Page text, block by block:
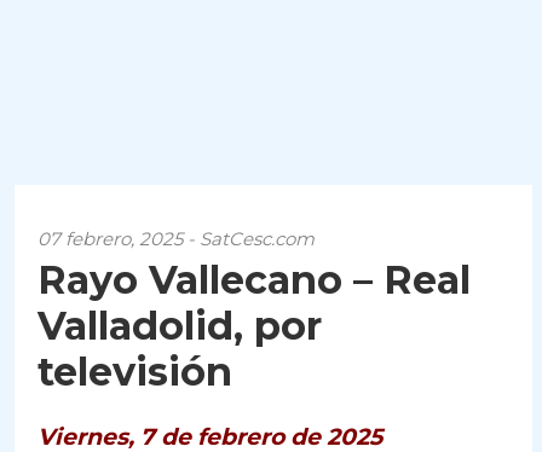
07 febrero, 2025 - SatCesc.com
Rayo Vallecano – Real
Valladolid, por
televisión
Viernes, 7 de febrero de 2025